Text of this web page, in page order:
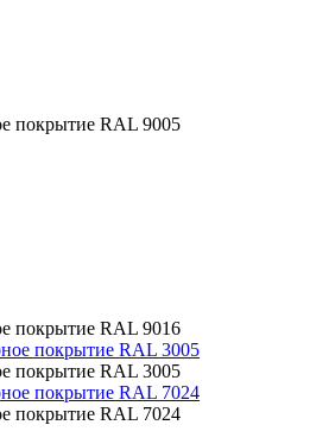
покрытие RAL 9005
покрытие RAL 9016
покрытие RAL 3005
покрытие RAL 7024